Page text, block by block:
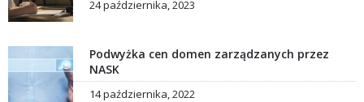
24 października, 2023
Podwyżka cen domen zarządzanych przez
NASK
14 października, 2022